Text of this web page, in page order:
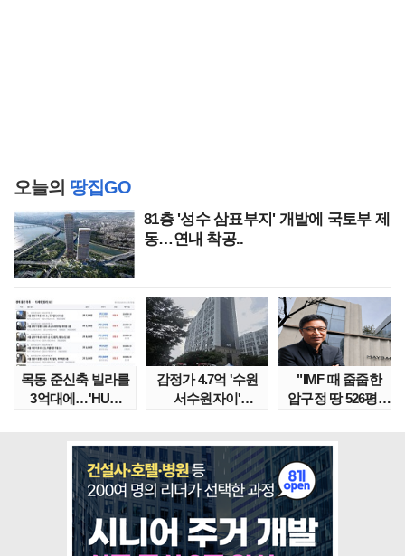
오늘의 땅집GO
81층 '성수 삼표부지' 개발에 국토부 제
동…연내 착공..
목동 준신축 빌라를
3억대에…'HUG
감정가 4.7억 '수원
서수원자이'
"IMF 때 줍줍한
압구정 땅 526평의